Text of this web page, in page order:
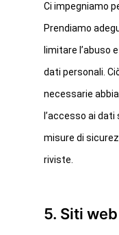
Ci impegniamo
Prendiamo
limitare l’abuso
dati personali.
necessarie
l’accesso ai
misure di
riviste.
5. Siti